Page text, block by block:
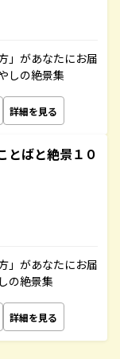
」があなたにお届
しの絶景集
詳細を見る
とばと絶景１０
」があなたにお届
の絶景集
詳細を見る